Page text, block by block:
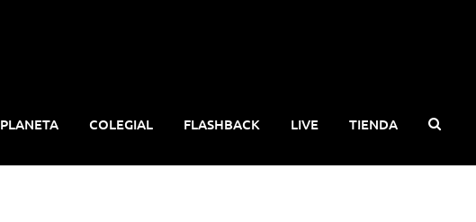
PLANETA COLEGIAL FLASHBACK LIVE TIENDA